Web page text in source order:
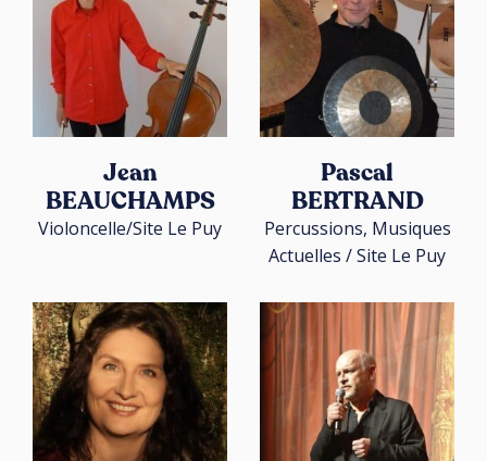
Jean
BEAUCHAMPS
Violoncelle/Site Le Puy
Pascal
BERTRAND
Percussions, Musiques
Actuelles / Site Le Puy